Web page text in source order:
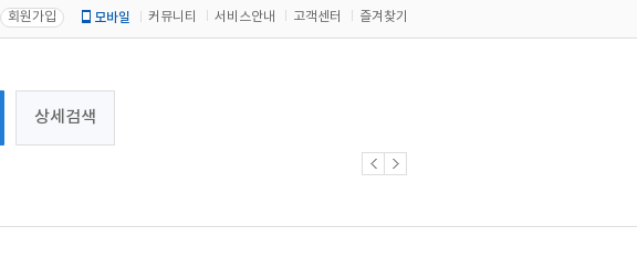
회원가입 모바일 커뮤니티 서비스안내 고객센터 즐겨찾기
상세검색